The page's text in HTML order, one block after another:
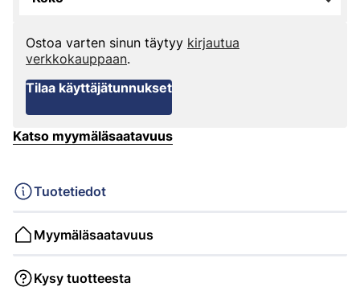
Ostoa varten sinun täytyy kirjautua
verkkokauppaan.
Tilaa käyttäjätunnukset
Katso myymäläsaatavuus
Tuotetiedot
Myymäläsaatavuus
Kysy tuotteesta